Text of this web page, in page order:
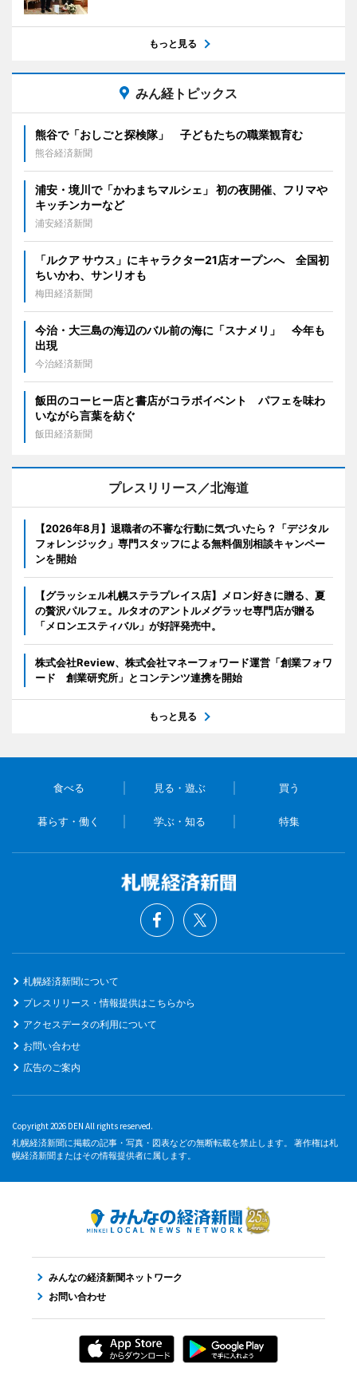
もっと見る
みん経トピックス
熊谷で「おしごと探検隊」 子どもたちの職業観育む
熊谷経済新聞
浦安・境川で「かわまちマルシェ」 初の夜開催、フリマや
キッチンカーなど
浦安経済新聞
「ルクア サウス」にキャラクター21店オープンへ 全国初
ちいかわ、サンリオも
梅田経済新聞
今治・大三島の海辺のバル前の海に「スナメリ」 今年も
出現
今治経済新聞
飯田のコーヒー店と書店がコラボイベント パフェを味わ
いながら言葉を紡ぐ
飯田経済新聞
プレスリリース／北海道
【2026年8月】退職者の不審な行動に気づいたら？「デジタル
フォレンジック」専門スタッフによる無料個別相談キャンペー
ンを開始
【グラッシェル札幌ステラプレイス店】メロン好きに贈る、夏
の贅沢パルフェ。ルタオのアントルメグラッセ専門店が贈る
「メロンエスティバル」が好評発売中。
株式会社Review、株式会社マネーフォワード運営「創業フォワ
ード 創業研究所」とコンテンツ連携を開始
もっと見る
食べる 見る・遊ぶ 買う
暮らす・働く 学ぶ・知る 特集
札幌経済新聞について
プレスリリース・情報提供はこちらから
アクセスデータの利用について
お問い合わせ
広告のご案内
Copyright 2026 DEN All rights reserved.
札幌経済新聞に掲載の記事・写真・図表などの無断転載を禁止します。 著作権は札
幌経済新聞またはその情報提供者に属します。
みんなの経済新聞ネットワーク
お問い合わせ